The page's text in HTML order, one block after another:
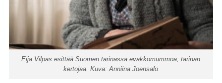
Eija Vilpas esittää Suomen tarinassa evakkomummoa, tarinan
kertojaa. Kuva: Anniina Joensalo